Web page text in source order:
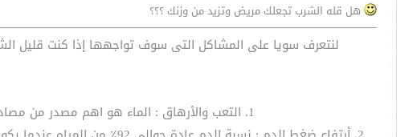
هل قله الشرب تجعلك مريض وتزيد من وزنك ؟؟؟
لنتعرف سويا على المشاكل التى سوف تواجهها إذا كنت قليل الشرب للمياه
1. التعب والأرهاق : الماء هو اهم مصدر من مصادر الطاقة للجسم . يسبب الجفاف النشاط الأنزيمى فى الجسم مما ينتج عنه حالات التعب والأرهاق